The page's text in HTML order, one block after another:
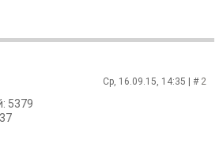
Ср, 16.09.15, 14:35 | # 2
5379